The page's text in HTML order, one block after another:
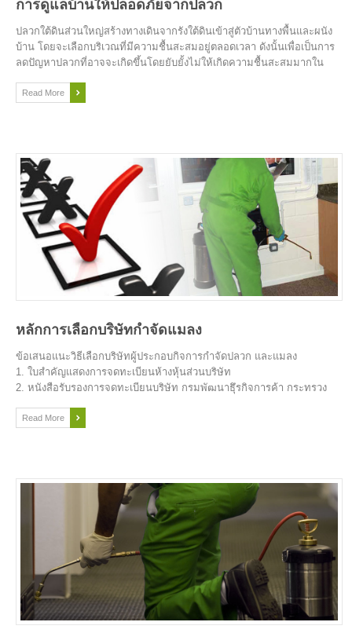
การดูแลบ้านให้ปลอดภัยจากปลวก
ปลวกใต้ดินส่วนใหญ่สร้างทางเดินจากรังใต้ดินเข้าสู่ตัวบ้านทางพื้นและผนัง
บ้าน โดยจะเลือกบริเวณที่มีความชื้นสะสมอยู่ตลอดเวลา ดังนั้นเพื่อเป็นการ
ลดปัญหาปลวกที่อาจจะเกิดขึ้นโดยยับยั้งไม่ให้เกิดความชื้นสะสมมากใน
Read More
หลักการเลือกบริษัทกำจัดแมลง
ข้อเสนอแนะวิธีเลือกบริษัทผู้ประกอบกิจการกำจัดปลวก และแมลง
1. ใบสำคัญแสดงการจดทะเบียนห้างหุ้นส่วนบริษัท
2. หนังสือรับรองการจดทะเบียนบริษัท กรมพัฒนาธุึรกิจการค้า กระทรวง
3. ใบทะเบียนภาษีมูลค่าเพิ่ม (ภพ.20)
Read More